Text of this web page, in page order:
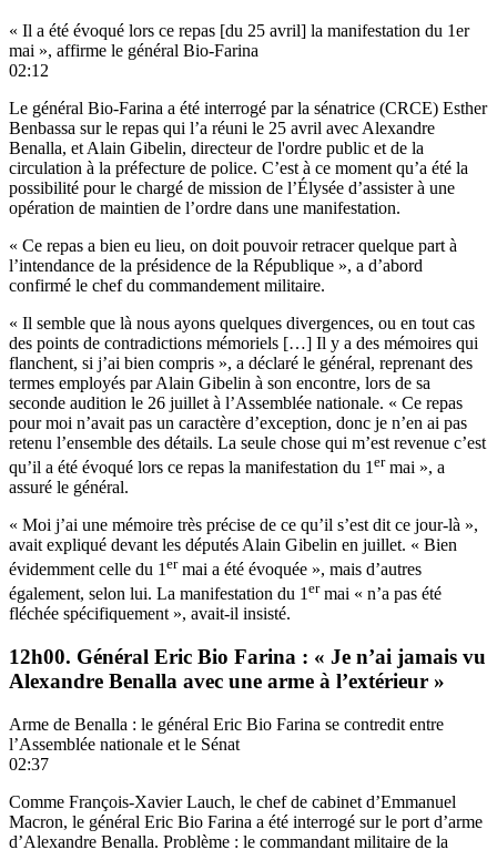
« Il a été évoqué lors ce repas [du 25 avril] la manifestation du 1er
mai », affirme le général Bio-Farina
02:12
Le général Bio-Farina a été interrogé par la sénatrice (CRCE) Esther
Benbassa sur le repas qui l’a réuni le 25 avril avec Alexandre
Benalla, et Alain Gibelin, directeur de l'ordre public et de la
circulation à la préfecture de police. C’est à ce moment qu’a été la
possibilité pour le chargé de mission de l’Élysée d’assister à une
opération de maintien de l’ordre dans une manifestation.
« Ce repas a bien eu lieu, on doit pouvoir retracer quelque part à
l’intendance de la présidence de la République », a d’abord
confirmé le chef du commandement militaire.
« Il semble que là nous ayons quelques divergences, ou en tout cas
des points de contradictions mémoriels […] Il y a des mémoires qui
flanchent, si j’ai bien compris », a déclaré le général, reprenant des
termes employés par Alain Gibelin à son encontre, lors de sa
seconde audition le 26 juillet à l’Assemblée nationale. « Ce repas
pour moi n’avait pas un caractère d’exception, donc je n’en ai pas
retenu l’ensemble des détails. La seule chose qui m’est revenue c’est
qu’il a été évoqué lors ce repas la manifestation du 1 ermai », a
assuré le général.
« Moi j’ai une mémoire très précise de ce qu’il s’est dit ce jour-là »,
avait expliqué devant les députés Alain Gibelin en juillet. « Bien
évidemment celle du 1 ermai a été évoquée », mais d’autres
également, selon lui. La manifestation du 1ermai « n’a pas été
fléchée spécifiquement », avait-il insisté.
12h00. Général Eric Bio Farina : « Je n’ai jamais vu
Alexandre Benalla avec une arme à l’extérieur »
Arme de Benalla : le général Eric Bio Farina se contredit entre
l’Assemblée nationale et le Sénat
02:37
Comme François-Xavier Lauch, le chef de cabinet d’Emmanuel
Macron, le général Eric Bio Farina a été interrogé sur le port d’arme
d’Alexandre Benalla. Problème : le commandant militaire de la